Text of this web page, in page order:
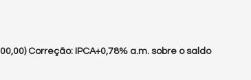
Correção: IPCA+0,78% a.m. sobre o saldo